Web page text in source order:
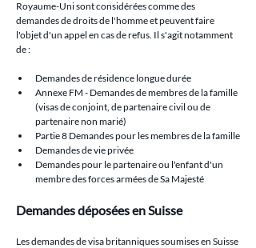
Royaume-Uni sont considérées comme des
demandes de droits de l'homme et peuvent faire
l'objet d'un appel en cas de refus. Il s'agit notamment
de :
Demandes de résidence longue durée
Annexe FM - Demandes de membres de la famille
(visas de conjoint, de partenaire civil ou de
partenaire non marié)
Partie 8 Demandes pour les membres de la famille
Demandes de vie privée
Demandes pour le partenaire ou l'enfant d'un
membre des forces armées de Sa Majesté
Demandes déposées en Suisse
Les demandes de visa britanniques soumises en Suisse